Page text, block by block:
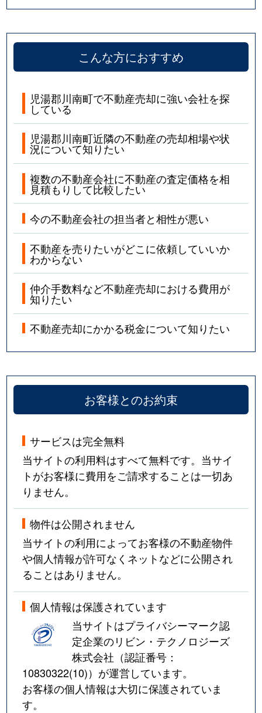
こんな方におすすめ
児湯郡川南町で不動産売却に強い会社を探
している
児湯郡川南町近隣の不動産の売却相場や状
況について知りたい
複数の不動産会社に不動産の査定価格を相
見積もりして比較したい
今の不動産会社の担当者と相性が悪い
不動産を売りたいがどこに依頼していいか
わからない
仲介手数料など不動産売却における費用が
知りたい
不動産売却にかかる税金について知りたい
お客様とのお約束
サービスは完全無料
当サイトの利用料はすべて無料です。当サイ
トがお客様に費用をご請求することは一切あ
りません。
物件は公開されません
当サイトの利用によってお客様の不動産物件
や個人情報が許可なくネットなどに公開され
ることはありません。
個人情報は保護されています
当サイトはプライバシーマーク認
定企業のリビン・テクノロジーズ
株式会社（認証番号：
10830322(10)）が運営しています。
お客様の個人情報は大切に保護されていま
す。